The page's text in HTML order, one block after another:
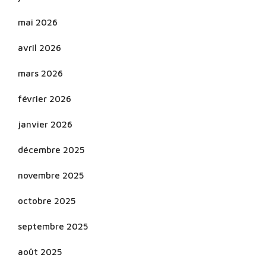
mai 2026
avril 2026
mars 2026
février 2026
janvier 2026
décembre 2025
novembre 2025
octobre 2025
septembre 2025
août 2025